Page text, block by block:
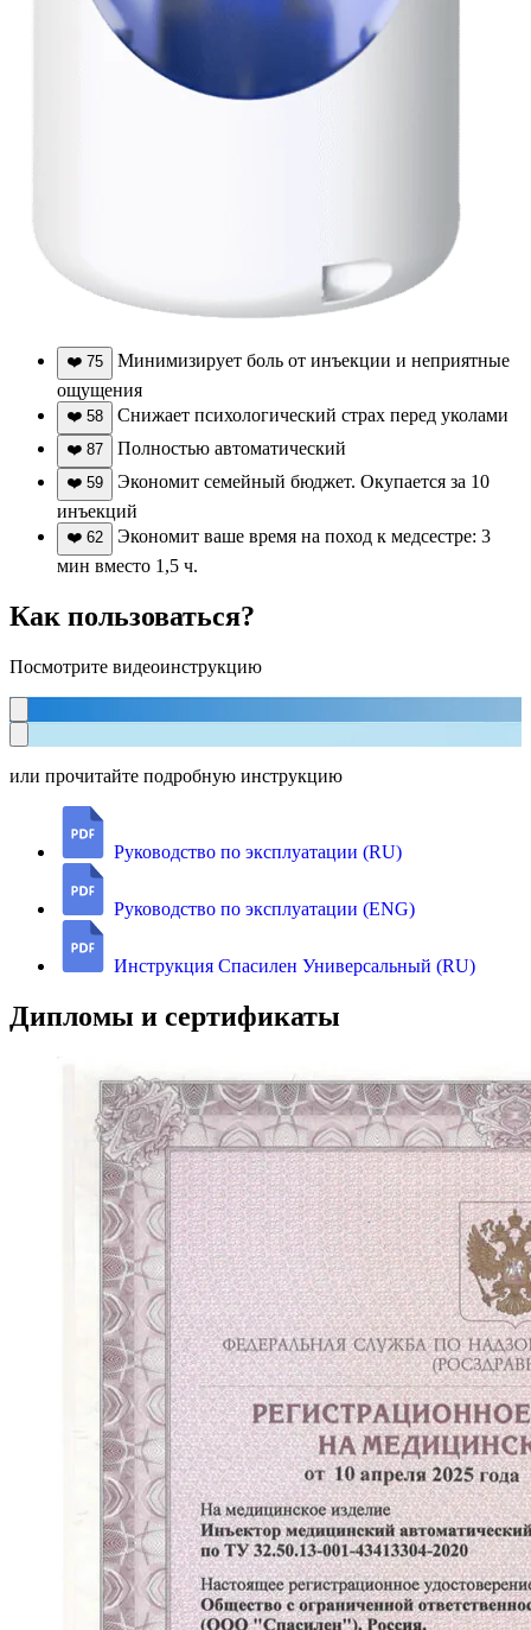
❤️ 75
Минимизирует боль от инъекции и неприятные
ощущения
❤️ 58 Снижает психологический страх перед уколами
❤️ 87 Полностью автоматический
❤️ 59
Экономит семейный бюджет. Окупается за 10
инъекций
❤️ 62
Экономит ваше время на поход к медсестре: 3
мин вместо 1,5 ч.
Как пользоваться?
Посмотрите видеоинструкцию
или прочитайте подробную инструкцию
Руководство по эксплуатации (RU)
Руководство по эксплуатации (ENG)
Инструкция Спасилен Универсальный (RU)
Дипломы и сертификаты